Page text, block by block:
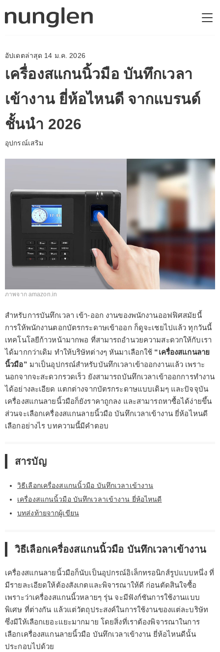
อัปเดตล่าสุด 14 ม.ค. 2026
เครื่องสแกนนิ้วมือ บันทึกเวลา
เข้างาน ยี่ห้อไหนดี จากแบรนด์
ชั้นนำ 2026
อุปกรณ์เสริม
ภาพจาก amazon.in
สำหรับการบันทึกเวลา เข้า-ออก งานของพนักงานออฟฟิศสมัยนี้
การให้พนักงานตอกบัตรกระดาษเข้าออก ก็ดูจะเชยไปแล้ว ทุกวันนี้
เทคโนโลยีก้าวหน้ามากพอ ที่สามารถอำนวยความสะดวกให้กับเรา
ได้มากกว่าเดิม ทำให้บริษัทต่างๆ หันมาเลือกใช้ “เครื่องสแกนลาย
นิ้วมือ” มาเป็นอุปกรณ์สำหรับบันทึกเวลาเข้าออกงานแล้ว เพราะ
นอกจากจะสะดวกรวดเร็ว ยังสามารถบันทึกเวลาเข้าออกการทำงาน
ได้อย่างละเอียด แตกต่างจากบัตรกระดาษแบบเดิมๆ และปัจจุบัน
เครื่องสแกนลายนิ้วมือก็ยังราคาถูกลง และสามารถหาซื้อได้ง่ายขึ้น
ส่วนจะเลือกเครื่องสแกนลายนิ้วมือ บันทึกเวลาเข้างาน ยี่ห้อไหนดี
เลือกอย่างไร บทความนี้มีคำตอบ
สารบัญ
วิธีเลือกเครื่องสแกนนิ้วมือ บันทึกเวลาเข้างาน
เครื่องสแกนนิ้วมือ บันทึกเวลาเข้างาน ยี่ห้อไหนดี
บทส่งท้ายจากผู้เขียน
วิธีเลือกเครื่องสแกนนิ้วมือ บันทึกเวลาเข้างาน
เครื่องสแกนลายนิ้วมือก็นับเป็นอุปกรณ์อิเล็กทรอนิกส์รูปแบบหนึ่ง ที่
มีรายละเอียดให้ต้องสังเกตและพิจารณาให้ดี ก่อนตัดสินใจซื้อ
เพราะว่าเครื่องสแกนนิ้วหลายๆ รุ่น จะมีฟังก์ชันการใช้งานแบบ
พิเศษ ที่ต่างกัน แล้วแต่วัตถุประสงค์ในการใช้งานของแต่ละบริษัท
ซึ่งมีให้เลือกเยอะแยะมากมาย โดยสิ่งที่เราต้องพิจารณาในการ
เลือกเครื่องสแกนลายนิ้วมือ บันทึกเวลาเข้างาน ยี่ห้อไหนดีนั้น
ประกอบไปด้วย